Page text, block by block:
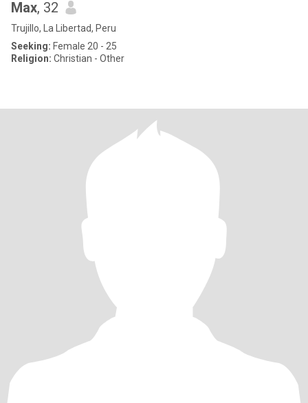
Max, 32
Trujillo, La Libertad, Peru
Seeking: Female 20 - 25
Religion: Christian - Other